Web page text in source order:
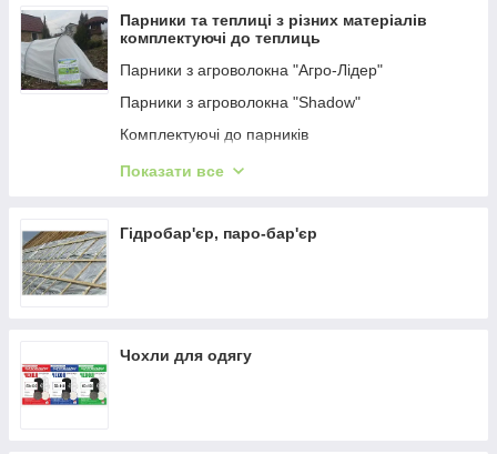
Парники та теплиці з різних матеріалів
комплектуючі до теплиць
Парники з агроволокна "Агро-Лідер"
Парники з агроволокна "Shadow"
Комплектуючі до парників
Парник високий "Гігант" Висота 120 см ширина
г/м2
Укриття від сонця для рослин SHADOW
Показати все
Гідробар'єр, паро-бар'єр
Чохли для одягу